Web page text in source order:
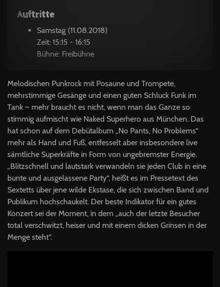
Auftritte
Samstag (11.08.2018)
Zeit: 15:15 - 16:15
Bühne: Freibühne
Melodischen Punkrock mit Posaune und Trompete,
mehrstimmige Gesänge und einen guten Schluck Funk im
Tank – mehr braucht es nicht, wenn man das Ganze so
stimmig aufmischt wie Naked Superhero aus München. Das
hat schon auf dem Debütalbum „No Pants, No Problems“
mehr als Hand und Fuß, entfesselt aber insbesondere live
sämtliche Superkräfte in Form von ungebremster Energie.
„Blitzschnell und lautstark verwandeln sie jeden Club in eine
bunte und ausgelassene Party“, heißt es im Pressetext des
Sextetts über jene wilde Ekstase, die sich zwischen Band und
Publikum hochschaukelt. Der beste Indikator für ein gutes
Konzert sei der Moment, in dem „auch der letzte Besucher
total verschwitzt, heiser und mit einem dicken Grinsen in der
Menge steht“.